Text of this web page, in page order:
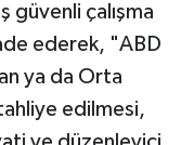
güvenli çalışma
ederek, "ABD
ya da Orta
edilmesi,